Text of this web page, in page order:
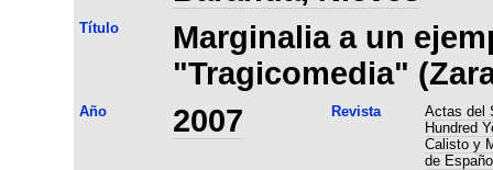
Título
Marginalia a un
"Tragicomedia"
Año 2007 Revista
Actas del
Hundred
Calisto y
de